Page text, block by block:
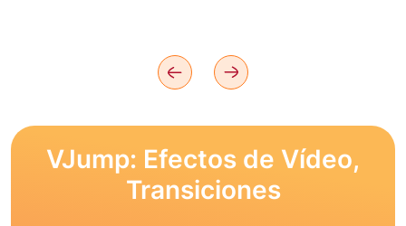
VJump: Efectos de Vídeo,
Transiciones